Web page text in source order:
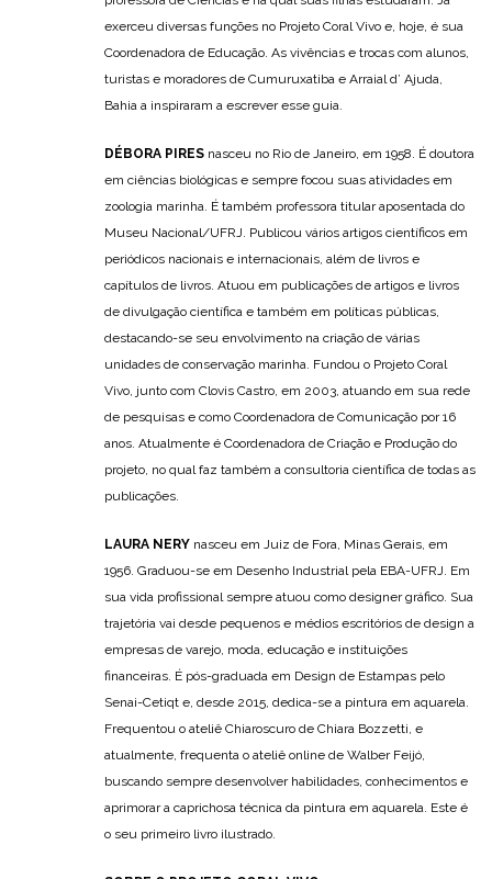
exerceu diversas funções no Projeto Coral Vivo e, hoje, é sua
Coordenadora de Educação. As vivências e trocas com alunos,
turistas e moradores de Cumuruxatiba e Arraial d’ Ajuda,
Bahia a inspiraram a escrever esse guia.
DÉBORA PIRES nasceu no Rio de Janeiro, em 1958. É doutora
em ciências biológicas e sempre focou suas atividades em
zoologia marinha. É também professora titular aposentada do
Museu Nacional/UFRJ. Publicou vários artigos científicos em
periódicos nacionais e internacionais, além de livros e
capítulos de livros. Atuou em publicações de artigos e livros
de divulgação científica e também em políticas públicas,
destacando-se seu envolvimento na criação de várias
unidades de conservação marinha. Fundou o Projeto Coral
Vivo, junto com Clovis Castro, em 2003, atuando em sua rede
de pesquisas e como Coordenadora de Comunicação por 16
anos. Atualmente é Coordenadora de Criação e Produção do
projeto, no qual faz também a consultoria científica de todas as
publicações.
LAURA NERY nasceu em Juiz de Fora, Minas Gerais, em
1956. Graduou-se em Desenho Industrial pela EBA-UFRJ. Em
sua vida profissional sempre atuou como designer gráfico. Sua
trajetória vai desde pequenos e médios escritórios de design a
empresas de varejo, moda, educação e instituições
financeiras. É pós-graduada em Design de Estampas pelo
Senai-Cetiqt e, desde 2015, dedica-se a pintura em aquarela.
Frequentou o ateliê Chiaroscuro de Chiara Bozzetti, e
atualmente, frequenta o ateliê online de Walber Feijó,
buscando sempre desenvolver habilidades, conhecimentos e
aprimorar a caprichosa técnica da pintura em aquarela. Este é
o seu primeiro livro ilustrado.